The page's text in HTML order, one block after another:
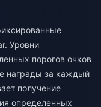
Уровни
порогов очков
награды за каждый
получение
определенных